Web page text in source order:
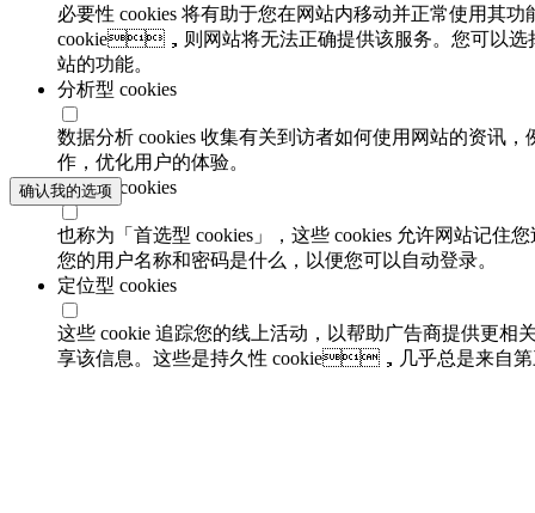
必要性 cookies 将有助于您在网站内移动并正常使用其功能
cookie，则网站将无法正确提供该服务。您可以
站的功能。
分析型 cookies
数据分析 cookies 收集有关到访者如何使用网站的资讯
作，优化用户的体验。
功能性 cookies
也称为「首选型 cookies」，这些 cookies 允许网站记住您
您的用户名称和密码是什么，以便您可以自动登录。
定位型 cookies
这些 cookie 追踪您的线上活动，以帮助广告商提供更
享该信息。这些是持久性 cookie，几乎总是来自第
确认我的选项